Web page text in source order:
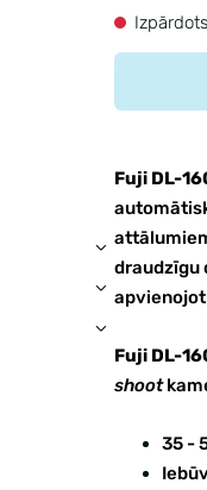
›
›
›
Izpārdots
Fuji DL-
draudzīgu
Fuji DL-
shoot
35 -